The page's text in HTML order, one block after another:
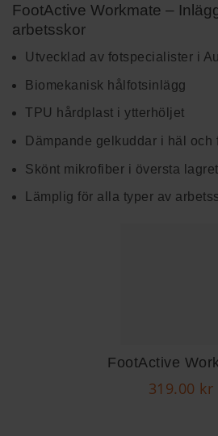
FootActive Workmate –
arbetsskor
Utvecklad av fotspecialister i
Biomekanisk hålfotsinlägg
TPU hårdplast i ytterhöljet
Dämpande gelkuddar i häl och
Skönt mikrofiber i översta lagret
Lämplig för alla typer av
FootActive
319.00 kr